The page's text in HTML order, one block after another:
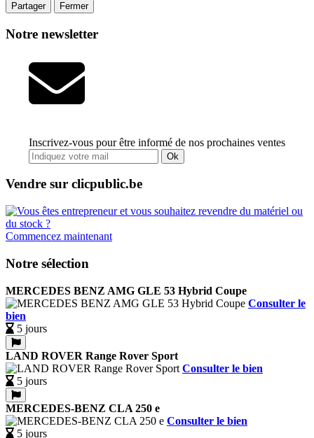
Partager Fermer
Notre newsletter
Inscrivez-vous pour être informé de nos prochaines ventes
Ok
Vendre sur clicpublic.be
Commencez maintenant
Notre sélection
MERCEDES BENZ AMG GLE 53 Hybrid Coupe
Consulter le
bien
5 jours
LAND ROVER Range Rover Sport
Consulter le bien
5 jours
MERCEDES-BENZ CLA 250 e
Consulter le bien
5 jours